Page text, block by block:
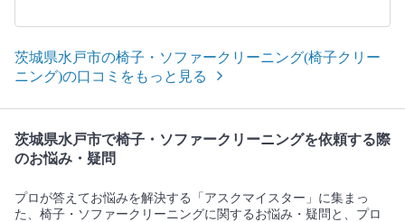
茨城県水戸市の椅子・ソファークリーニング(椅子クリー
ニング)の口コミをもっと見る
茨城県水戸市で椅子・ソファークリーニングを依頼する際
のお悩み・疑問
プロが答えてお悩みを解決する「アスクマイスター」に集まっ
た、椅子・ソファークリーニングに関するお悩み・疑問と、プロ